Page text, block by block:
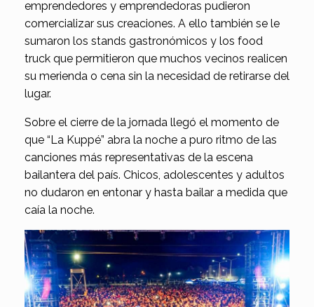
emprendedores y emprendedoras pudieron
comercializar sus creaciones. A ello también se le
sumaron los stands gastronómicos y los food
truck que permitieron que muchos vecinos realicen
su merienda o cena sin la necesidad de retirarse del
lugar.
Sobre el cierre de la jornada llegó el momento de
que “La Kuppé” abra la noche a puro ritmo de las
canciones más representativas de la escena
bailantera del país. Chicos, adolescentes y adultos
no dudaron en entonar y hasta bailar a medida que
caía la noche.